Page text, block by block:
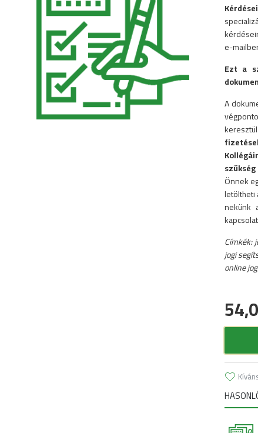
e-
Ezt a
A
Önnek
letöltheti
nekünk
Címkék:
jogi
online